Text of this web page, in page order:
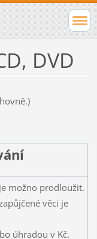
DVD
možno prodloužit.
věci je
úhradou v Kč.